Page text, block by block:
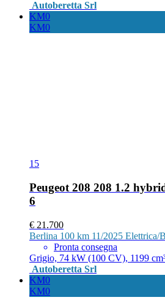
Autoberetta Srl
KM0
KM0
15
Peugeot 208 208 1.2
6
€ 21.700
Berlina 100 km 11/2025 Elettrica/
Pronta consegna
Grigio, 74 kW (100 CV), 1199
Autoberetta Srl
KM0
KM0